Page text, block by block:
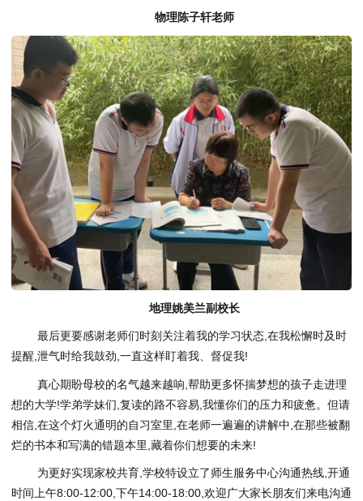
物理陈子轩老师
地理姚美兰副校长
最后更要感谢老师们时刻关注着我的学习状态,在我松懈时及时
提醒,泄气时给我鼓劲,一直这样盯着我、督促我!
真心期盼母校的名气越来越响,帮助更多怀揣梦想的孩子走进理
想的大学!学弟学妹们,复读的路不容易,我懂你们的压力和疲惫。但请
相信,在这个灯火通明的自习室里,在老师一遍遍的讲解中,在那些被翻
烂的书本和写满的错题本里,藏着你们想要的未来!
为更好实现家校共育,学校特设立了师生服务中心沟通热线,开通
时间上午8:00-12:00,下午14:00-18:00,欢迎广大家长朋友们来电沟通